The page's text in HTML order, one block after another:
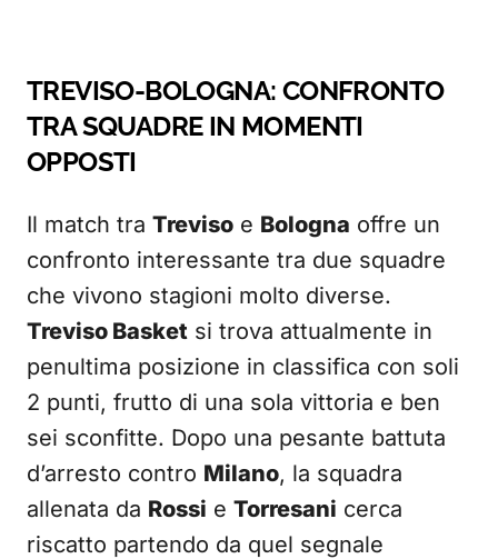
TREVISO-BOLOGNA: CONFRONTO
TRA SQUADRE IN MOMENTI
OPPOSTI
Il match tra Treviso e Bologna offre un
confronto interessante tra due squadre
che vivono stagioni molto diverse.
Treviso Basket si trova attualmente in
penultima posizione in classifica con soli
2 punti, frutto di una sola vittoria e ben
sei sconfitte. Dopo una pesante battuta
d’arresto contro Milano, la squadra
allenata da Rossi e Torresani cerca
riscatto partendo da quel segnale